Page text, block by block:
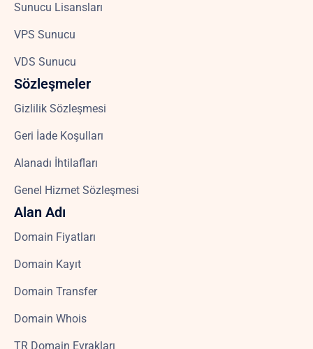
Sunucu Lisansları
VPS Sunucu
VDS Sunucu
Sözleşmeler
Gizlilik Sözleşmesi
Geri İade Koşulları
Alanadı İhtilafları
Genel Hizmet Sözleşmesi
Alan Adı
Domain Fiyatları
Domain Kayıt
Domain Transfer
Domain Whois
TR Domain Evrakları